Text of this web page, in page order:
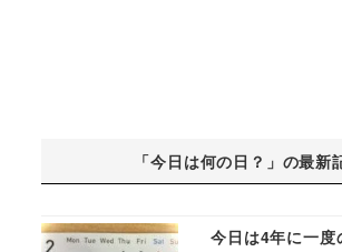
「今日は何の日？」の最新
今日は4年に一度